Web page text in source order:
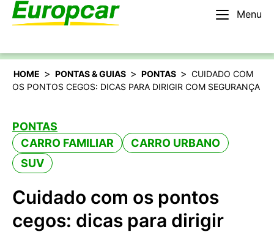
Menu
Português
HOME > PONTAS & GUIAS > PONTAS > CUIDADO COM
OS PONTOS CEGOS: DICAS PARA DIRIGIR COM SEGURANÇA
PONTAS
CARRO FAMILIAR
CARRO URBANO
SUV
Cuidado com os pontos
cegos: dicas para dirigir